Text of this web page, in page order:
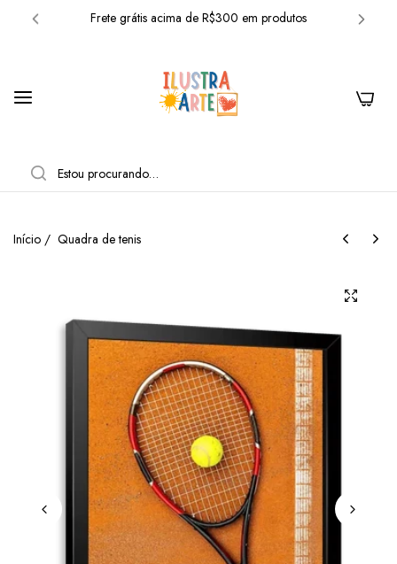
Frete grátis acima de R$300 em produtos
Frete grátis acima de R$300 em produtos
10% OFF com o cupom: BEMVINDO
Frete grátis acima de R$300 em produtos
10% OFF com o cupom: BEMVINDO
Frete grátis acima de R$300 em produtos
Início / Quadra de tenis